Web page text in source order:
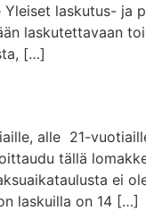
Yleiset laskutus-
laskutettavaan
[…]
alle 21-
tällä
ei
laskuilla on 14 […]